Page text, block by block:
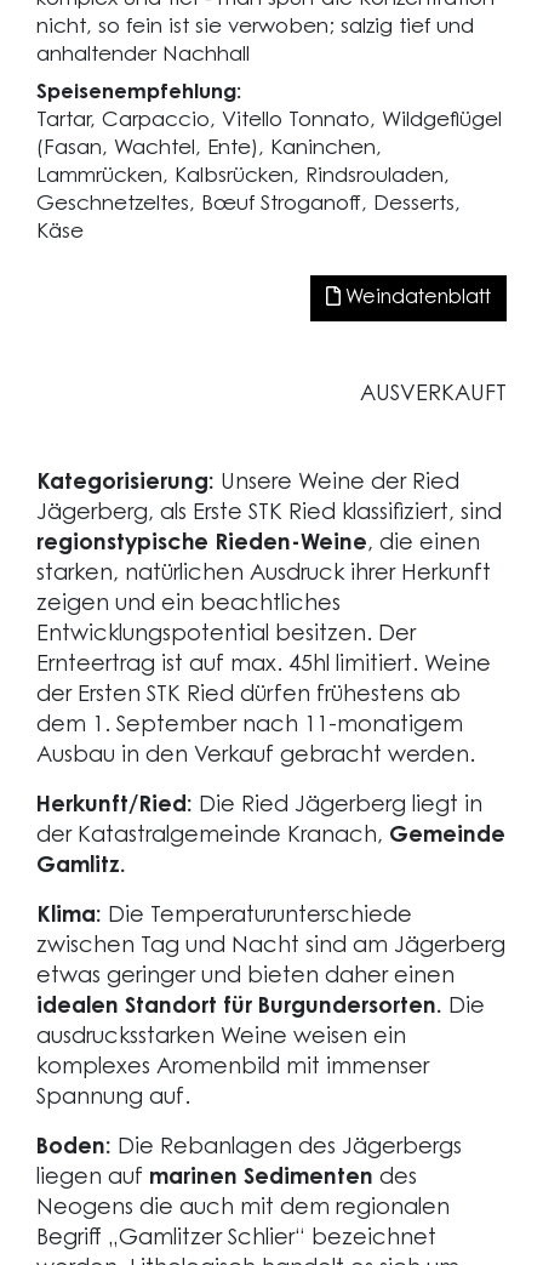
nicht, so fein ist sie verwoben; salzig tief und
anhaltender Nachhall
Speisenempfehlung:
Tartar, Carpaccio, Vitello Tonnato, Wildgeflügel
(Fasan, Wachtel, Ente), Kaninchen,
Lammrücken, Kalbsrücken, Rindsrouladen,
Geschnetzeltes, Bœuf Stroganoff, Desserts,
Käse
Weindatenblatt
AUSVERKAUFT
Kategorisierung: Unsere Weine der Ried
Jägerberg, als Erste STK Ried klassifiziert, sind
regionstypische Rieden-Weine, die einen
starken, natürlichen Ausdruck ihrer Herkunft
zeigen und ein beachtliches
Entwicklungspotential besitzen. Der
Ernteertrag ist auf max. 45hl limitiert. Weine
der Ersten STK Ried dürfen frühestens ab
dem 1. September nach 11-monatigem
Ausbau in den Verkauf gebracht werden.
Herkunft/Ried: Die Ried Jägerberg liegt in
der Katastralgemeinde Kranach, Gemeinde
Gamlitz.
Klima: Die Temperaturunterschiede
zwischen Tag und Nacht sind am Jägerberg
etwas geringer und bieten daher einen
idealen Standort für Burgundersorten. Die
ausdrucksstarken Weine weisen ein
komplexes Aromenbild mit immenser
Spannung auf.
Boden: Die Rebanlagen des Jägerbergs
liegen auf marinen Sedimenten des
Neogens die auch mit dem regionalen
Begriff „Gamlitzer Schlier“ bezeichnet